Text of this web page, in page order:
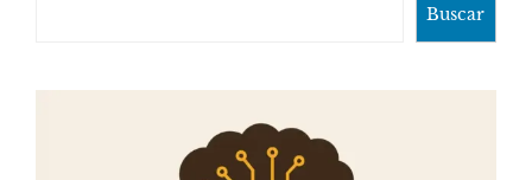
Buscar